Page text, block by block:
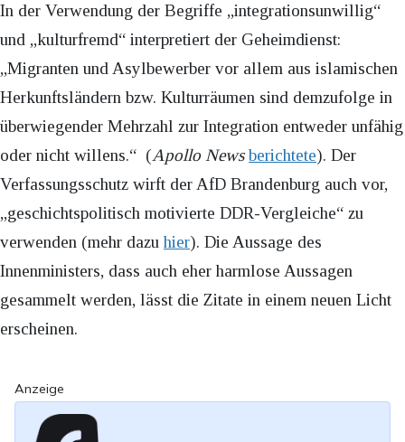
In der Verwendung der Begriffe „integrationsunwillig“
und „kulturfremd“ interpretiert der Geheimdienst:
„Migranten und Asylbewerber vor allem aus islamischen
Herkunftsländern bzw. Kulturräumen sind demzufolge in
überwiegender Mehrzahl zur Integration entweder unfähig
oder nicht willens.“ (Apollo News berichtete). Der
Verfassungsschutz wirft der AfD Brandenburg auch vor,
„geschichtspolitisch motivierte DDR-Vergleiche“ zu
verwenden (mehr dazuhier). Die Aussage des
Innenministers, dass auch eher harmlose Aussagen
gesammelt werden, lässt die Zitate in einem neuen Licht
erscheinen.
Anzeige